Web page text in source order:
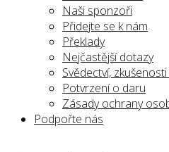
Naši sponzoři
Přidejte se k nám
Překlady
Nejčastější dotazy
Svědectví,
Potvrzení o daru
Zásady ochrany
Podpořte nás